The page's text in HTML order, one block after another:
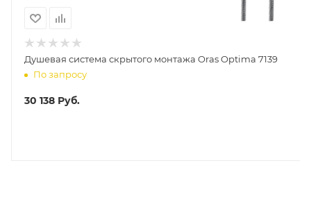
Душевая система скрытого монтажа Oras Optima 7139
По запросу
30 138 Руб.